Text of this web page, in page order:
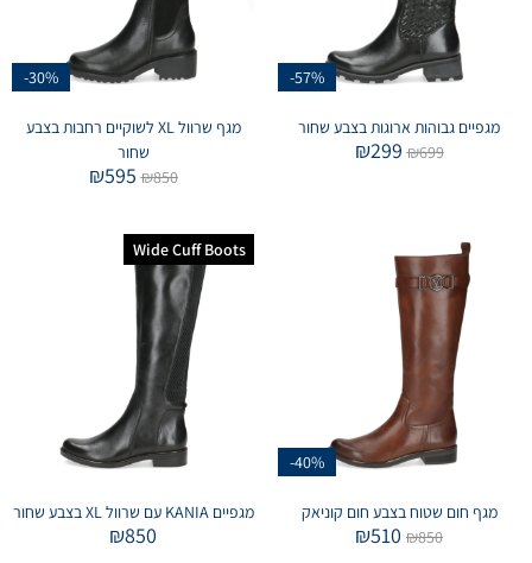
-57%
מגפיים גבוהות ארוגות בצבע שחור
₪699
₪299
-30%
מגף שרוול XL לשוקיים רחבות בצבע
שחור
₪850
₪595
-40%
מגף חום שטוח בצבע חום קוניאק
₪850
₪510
Wide Cuff Boots
מגפיים KANIA עם שרוול XL בצבע שחור
₪850